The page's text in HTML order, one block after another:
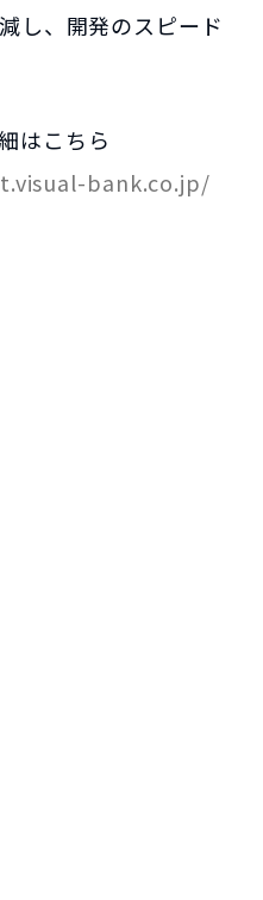
し、開発のスピード
はこちら
bank.co.jp/